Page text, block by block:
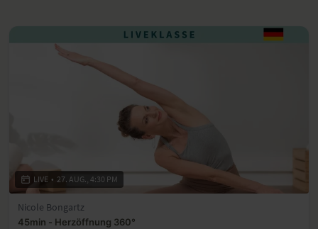
LIVE • 27. AUG., 4:30 PM
Nicole Bongartz
45min - Herzöffnung 360°